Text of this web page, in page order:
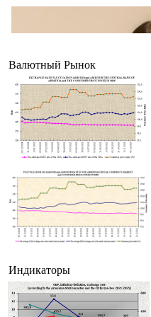
Валютный Рынок
Индикаторы